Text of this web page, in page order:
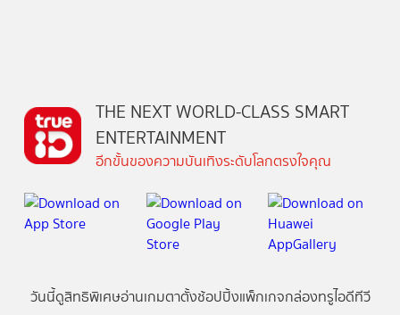
THE NEXT WORLD-CLASS SMART
ENTERTAINMENT
อีกขั้นของความบันเทิงระดับโลกตรงใจคุณ
วันนี้ดูสิทธิพิเศษอ่านเกมตาตั้งช้อปปิ้งแพ็กเกจกล่องทรูไอดีทีวี